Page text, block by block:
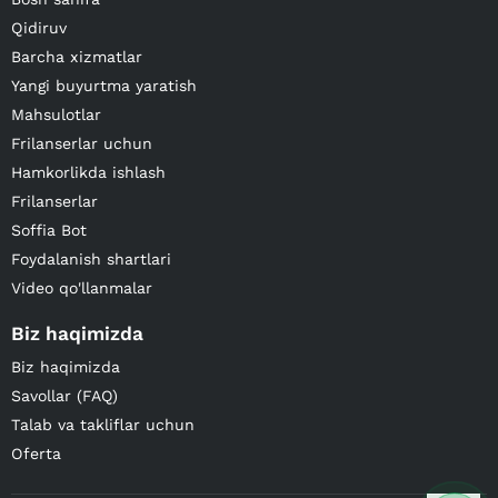
Qidiruv
Barcha xizmatlar
Yangi buyurtma yaratish
Mahsulotlar
Frilanserlar uchun
Hamkorlikda ishlash
Frilanserlar
Soffia Bot
Foydalanish shartlari
Video qo'llanmalar
Biz haqimizda
Biz haqimizda
Savollar (FAQ)
Talab va takliflar uchun
Oferta